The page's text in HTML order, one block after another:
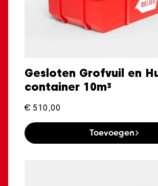
Gesloten Grofvuil en
container 10m³
€ 510,00
Toevoegen